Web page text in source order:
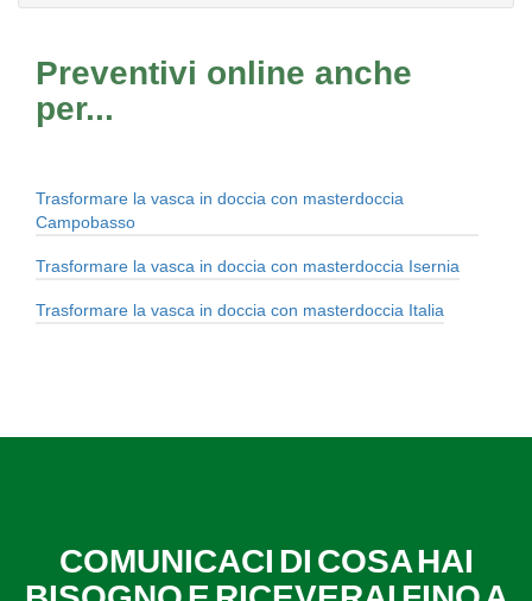
Preventivi online anche
per...
Trasformare la vasca in doccia con masterdoccia
Campobasso
Trasformare la vasca in doccia con masterdoccia Isernia
Trasformare la vasca in doccia con masterdoccia Italia
COMUNICACI DI COSA HAI